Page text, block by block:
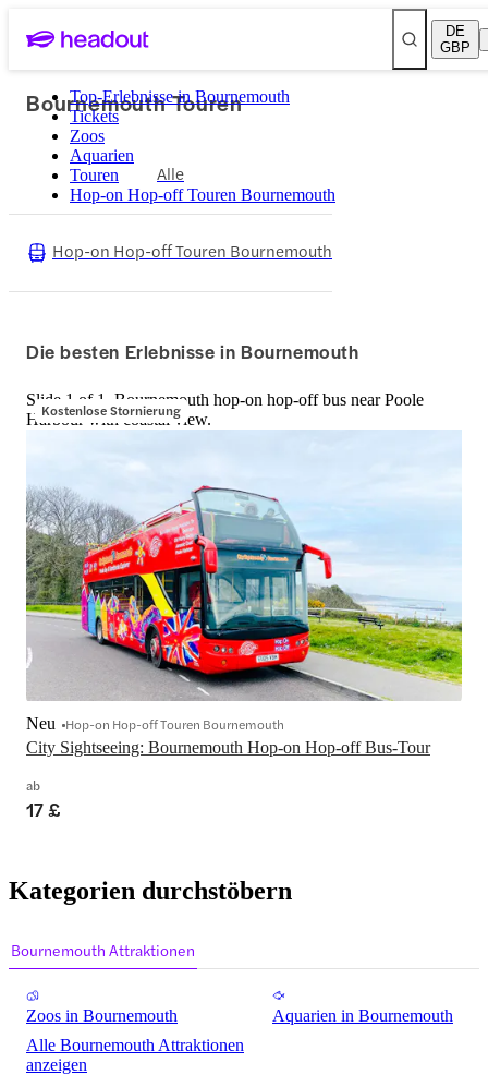
DE
GBP
Top-Erlebnisse in Bournemouth
Tickets
Zoos
Aquarien
Touren
Hop-on Hop-off Touren Bournemouth
Bournemouth Touren
Alle
Hop-on Hop-off Touren Bournemouth
Die besten Erlebnisse in Bournemouth
Kostenlose Stornierung
Slide 1 of 1, Bournemouth hop-on hop-off bus near Poole
Harbour with coastal view.
City Sightseeing: Bournemouth Hop-on Hop-off Bus-Tour
Neu Hop-on Hop-off Touren Bournemouth
ab
17 £
Kategorien durchstöbern
Bournemouth Attraktionen
Zoos in Bournemouth
Aquarien in Bournemouth
Alle Bournemouth Attraktionen
anzeigen